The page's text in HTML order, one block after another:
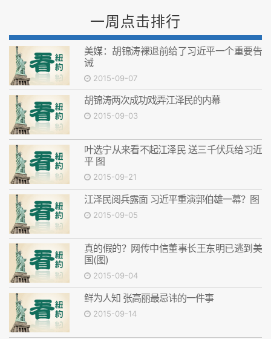
一周点击排行
美媒：胡锦涛裸退前给了习近平一个重要告
诫
2015-09-07
胡锦涛两次成功戏弄江泽民的内幕
2015-09-03
叶选宁从来看不起江泽民 送三千伏兵给习近
平 图
2015-09-21
江泽民阅兵露面 习近平重演郭伯雄一幕？图
2015-09-05
真的假的？网传中信董事长王东明已逃到美
国(图)
2015-09-04
鲜为人知 张高丽最忌讳的一件事
2015-09-14